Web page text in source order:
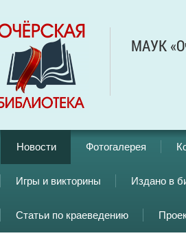
МАУК
Новости Фотогалерея
Игры и викторины Издано в
Статьи по краеведению